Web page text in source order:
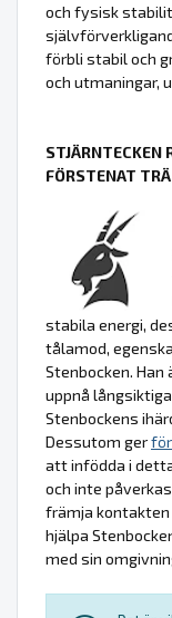
och fysisk
förbli stabil och
och utmaningar,
STJÄRNTECKEN
FÖRSTENAT TRÄ
stabila energi,
tålamod,
Stenbocken.
uppnå
Stenbockens
Dessutom ger
att infödda i
och inte
främja kontakten
hjälpa
med sin